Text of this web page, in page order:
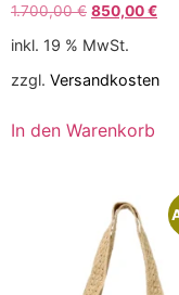
1.700,00€ 850,00€
inkl. 19 % MwSt.
zzgl. Versandkosten
In den Warenkorb